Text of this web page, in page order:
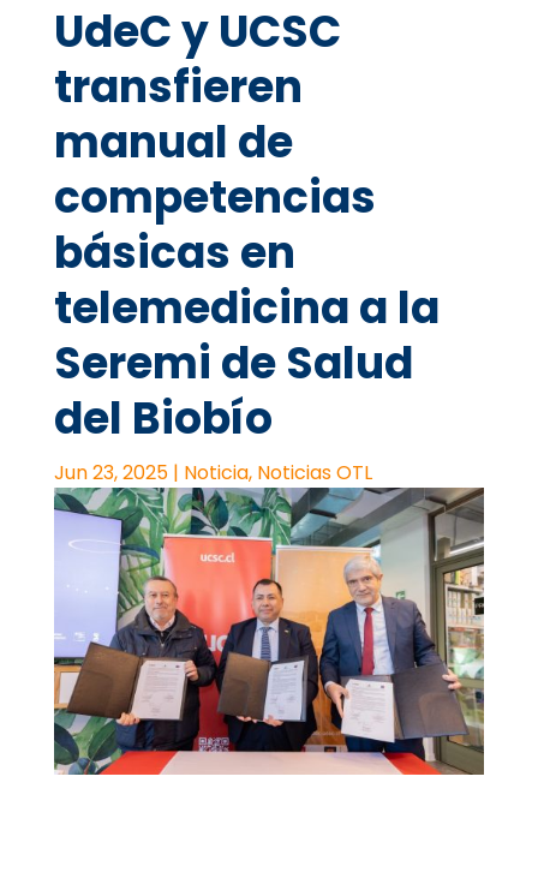
UdeC y UCSC
transfieren
manual de
competencias
básicas en
telemedicina a la
Seremi de Salud
del Biobío
Jun 23, 2025| Noticia, Noticias OTL